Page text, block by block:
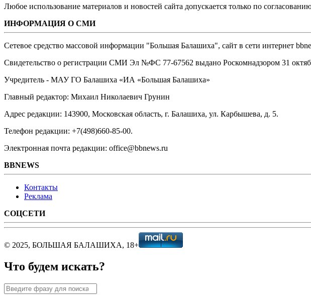
Любое использование материалов и новостей сайта допускается только по
ИНФОРМАЦИЯ О СМИ
Сетевое средство массовой информации "Большая Балашиха", сайт в сети интернет
Свидетельство о регистрации СМИ Эл №ФС ‎77-67562 выдано Роскомнадзором 31
Учредитель - МАУ ГО Балашиха «ИА «Большая Балашиха»
Главный редактор: Михаил Николаевич Грунин
Адрес редакции: 143900, Московская область, г. Балашиха, ул. Карбышева, д. 5.
Телефон редакции: +7(498)660-85-00.
Электронная почта редакции: office@bbnews.ru
BBNEWS
Контакты
Реклама
СОЦСЕТИ
© 2025, БОЛЬШАЯ БАЛАШИХА, 18+
Что будем искать?